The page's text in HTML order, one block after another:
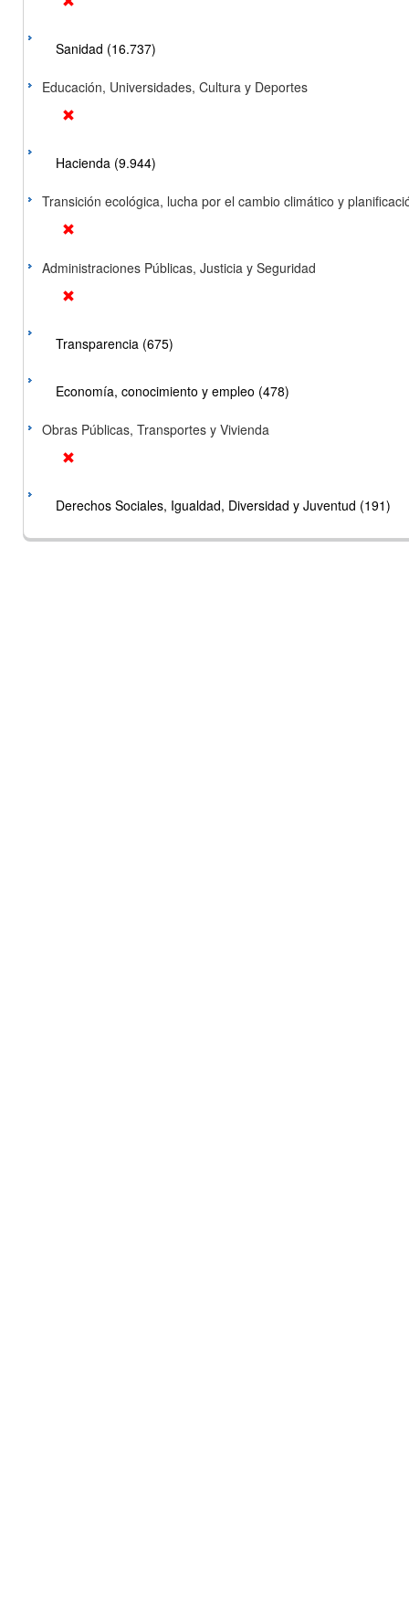
Sanidad (16.737)
Educación, Universidades, Cultura y Deportes
Hacienda (9.944)
Transición ecológica, lucha por el cambio climático y
Administraciones Públicas, Justicia y Seguridad
Transparencia (675)
Economía, conocimiento y empleo (478)
Obras Públicas, Transportes y Vivienda
Derechos Sociales, Igualdad, Diversidad y Juventud (191)